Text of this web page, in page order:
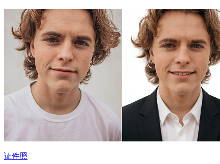
证件照